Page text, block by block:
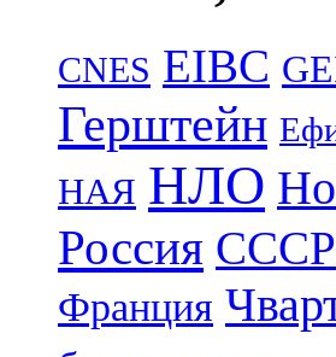
CNES EIBC
Герштейн
НАЯ НЛО
Россия СССР
Франция